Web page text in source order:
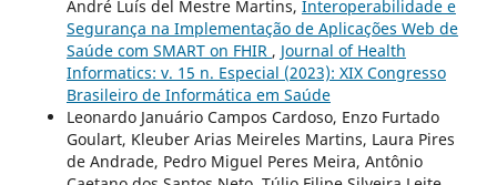
André Luís del Mestre Martins, Interoperabilidade e
Segurança na Implementação de Aplicações Web de
Saúde com SMART on FHIR , Journal of Health
Informatics: v. 15 n. Especial (2023): XIX Congresso
Brasileiro de Informática em Saúde
Leonardo Januário Campos Cardoso, Enzo Furtado
Goulart, Kleuber Arias Meireles Martins, Laura Pires
de Andrade, Pedro Miguel Peres Meira, Antônio